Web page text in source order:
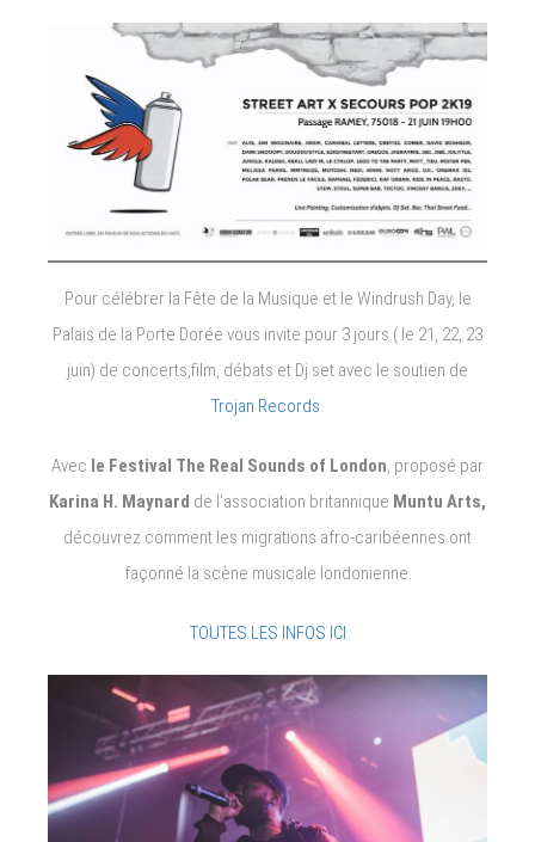
Pour célébrer la Fête de la Musique et le Windrush Day, le
Palais de la Porte Dorée vous invite pour 3 jours ( le 21, 22, 23
juin) de concerts,film, débats et Dj set avec le soutien de
Trojan Records.
Avec le Festival The Real Sounds of London, proposé par
Karina H. Maynard de l’association britannique Muntu Arts,
découvrez comment les migrations afro-caribéennes ont
façonné la scène musicale londonienne.
TOUTES LES INFOS ICI